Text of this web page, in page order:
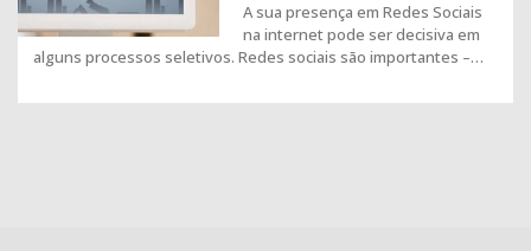
A sua presença em Redes Sociais
na internet pode ser decisiva em
alguns processos seletivos. Redes sociais são importantes –…